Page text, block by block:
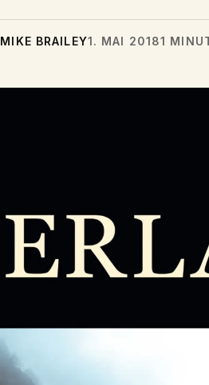
MIKE BRAILEY1. MAI 20181